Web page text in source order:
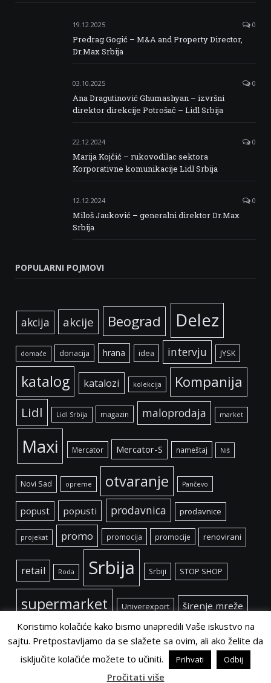
19.12.2025 0
Predrag Gogić – M&A and Property Director,
Dr.Max Srbija
03.10.2025 0
Ana Dragutinović Ghumashyan – izvršni
direktor direkcije Potrošač – Lidl Srbija
22.12.2024 0
Marija Kojčić – rukovodilac sektora
Korporativne komunikacije Lidl Srbija
12.12.2024 0
Miloš Jauković – generalni direktor Dr.Max
Srbija
POPULARNI POJMOVI
akcija akcije Beograd Delez
domaće donacija hrana idea intervju JYSK
katalog katalozi kolekcija Kompanija
Lidl Lidl Srbija magazin maloprodaja market
Maxi Mercator Mercator-S nameštaj Niš
Novi Sad opreme otvaranje Pančevo
popust popusti prodavnica prodavnice
projekat promo promocija promocije renovirani
retail Roda Srbija Srbiji STOP SHOP
supermarket Univerexport širenje mreže
©Retail Magazin2021.
Koristimo kolačiće kako bismo unapredili Vaše iskustvo na
sajtu. Pretpostavljamo da se slažete sa ovim, ali ako želite da
isključite kolačiće možete to učiniti.
Prihvati Odbij
Pročitati više